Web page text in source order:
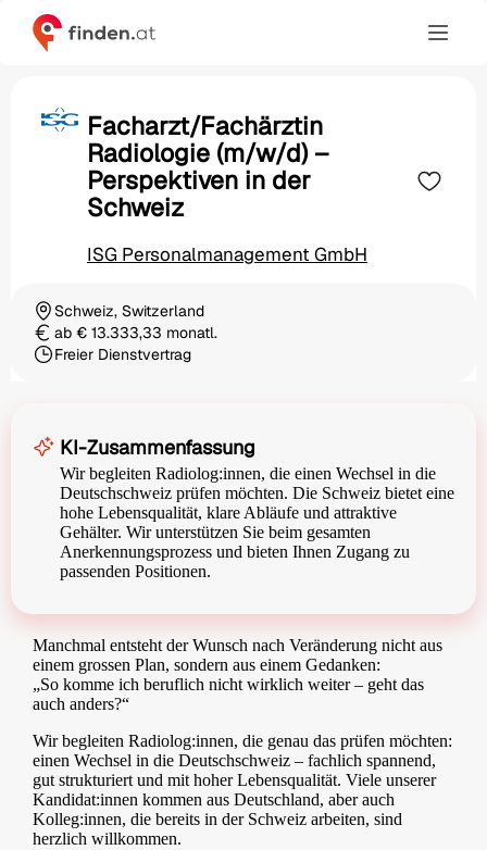
Facharzt/Fachärztin
Radiologie (m/w/d) –
Perspektiven in der
Schweiz
ISG Personalmanagement GmbH
Ortschaft
Schweiz, Switzerland
Gehaltab € 13.333,33 monatl.
Beschäftigungsart
Freier Dienstvertrag
KI-Zusammenfassung
Wir begleiten Radiolog:innen, die einen Wechsel in die
Deutschschweiz prüfen möchten. Die Schweiz bietet eine
hohe Lebensqualität, klare Abläufe und attraktive
Gehälter. Wir unterstützen Sie beim gesamten
Anerkennungsprozess und bieten Ihnen Zugang zu
passenden Positionen.
Manchmal entsteht der Wunsch nach Veränderung nicht aus
einem grossen Plan, sondern aus einem Gedanken:
„So komme ich beruflich nicht wirklich weiter – geht das
auch anders?“
Wir begleiten Radiolog:innen, die genau das prüfen möchten:
einen Wechsel in die Deutschschweiz – fachlich spannend,
gut strukturiert und mit hoher Lebensqualität. Viele unserer
Kandidat:innen kommen aus Deutschland, aber auch
Kolleg:innen, die bereits in der Schweiz arbeiten, sind
herzlich willkommen.